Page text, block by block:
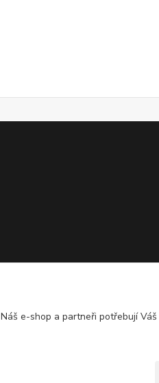
Náš e-shop a partneři potřebují Váš